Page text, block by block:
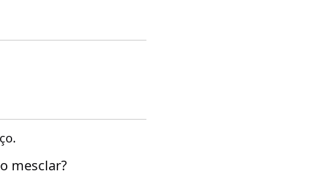
mesclar?